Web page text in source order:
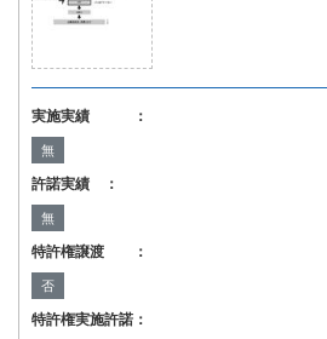
実施実績 ：
無
許諾実績 ：
無
特許権譲渡 ：
否
特許権実施許諾：